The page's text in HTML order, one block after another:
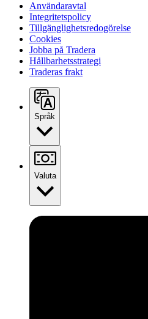
Användaravtal
Integritetspolicy
Tillgänglighetsredogörelse
Cookies
Jobba på Tradera
Hållbarhetsstrategi
Traderas frakt
Språk
Valuta